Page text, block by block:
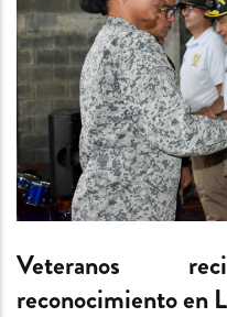
Veteranos
reconocimiento en